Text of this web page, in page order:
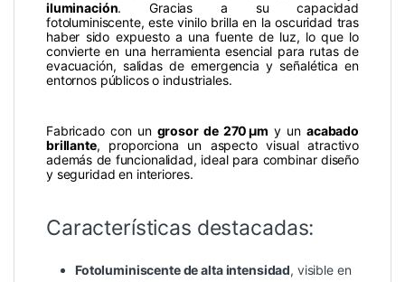
iluminación. Gracias a su capacidad
fotoluminiscente, este vinilo brilla en la oscuridad tras
haber sido expuesto a una fuente de luz, lo que lo
convierte en una herramienta esencial para rutas de
evacuación, salidas de emergencia y señalética en
entornos públicos o industriales.
Fabricado con un grosor de 270 µm y un acabado
brillante, proporciona un aspecto visual atractivo
además de funcionalidad, ideal para combinar diseño
y seguridad en interiores.
Características destacadas:
Fotoluminiscente de alta intensidad, visible en